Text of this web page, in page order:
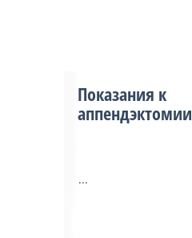
Показания к
аппендэктомии
...